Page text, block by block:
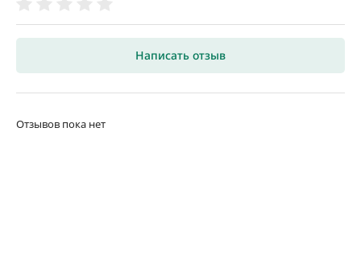
Написать отзыв
Отзывов пока нет